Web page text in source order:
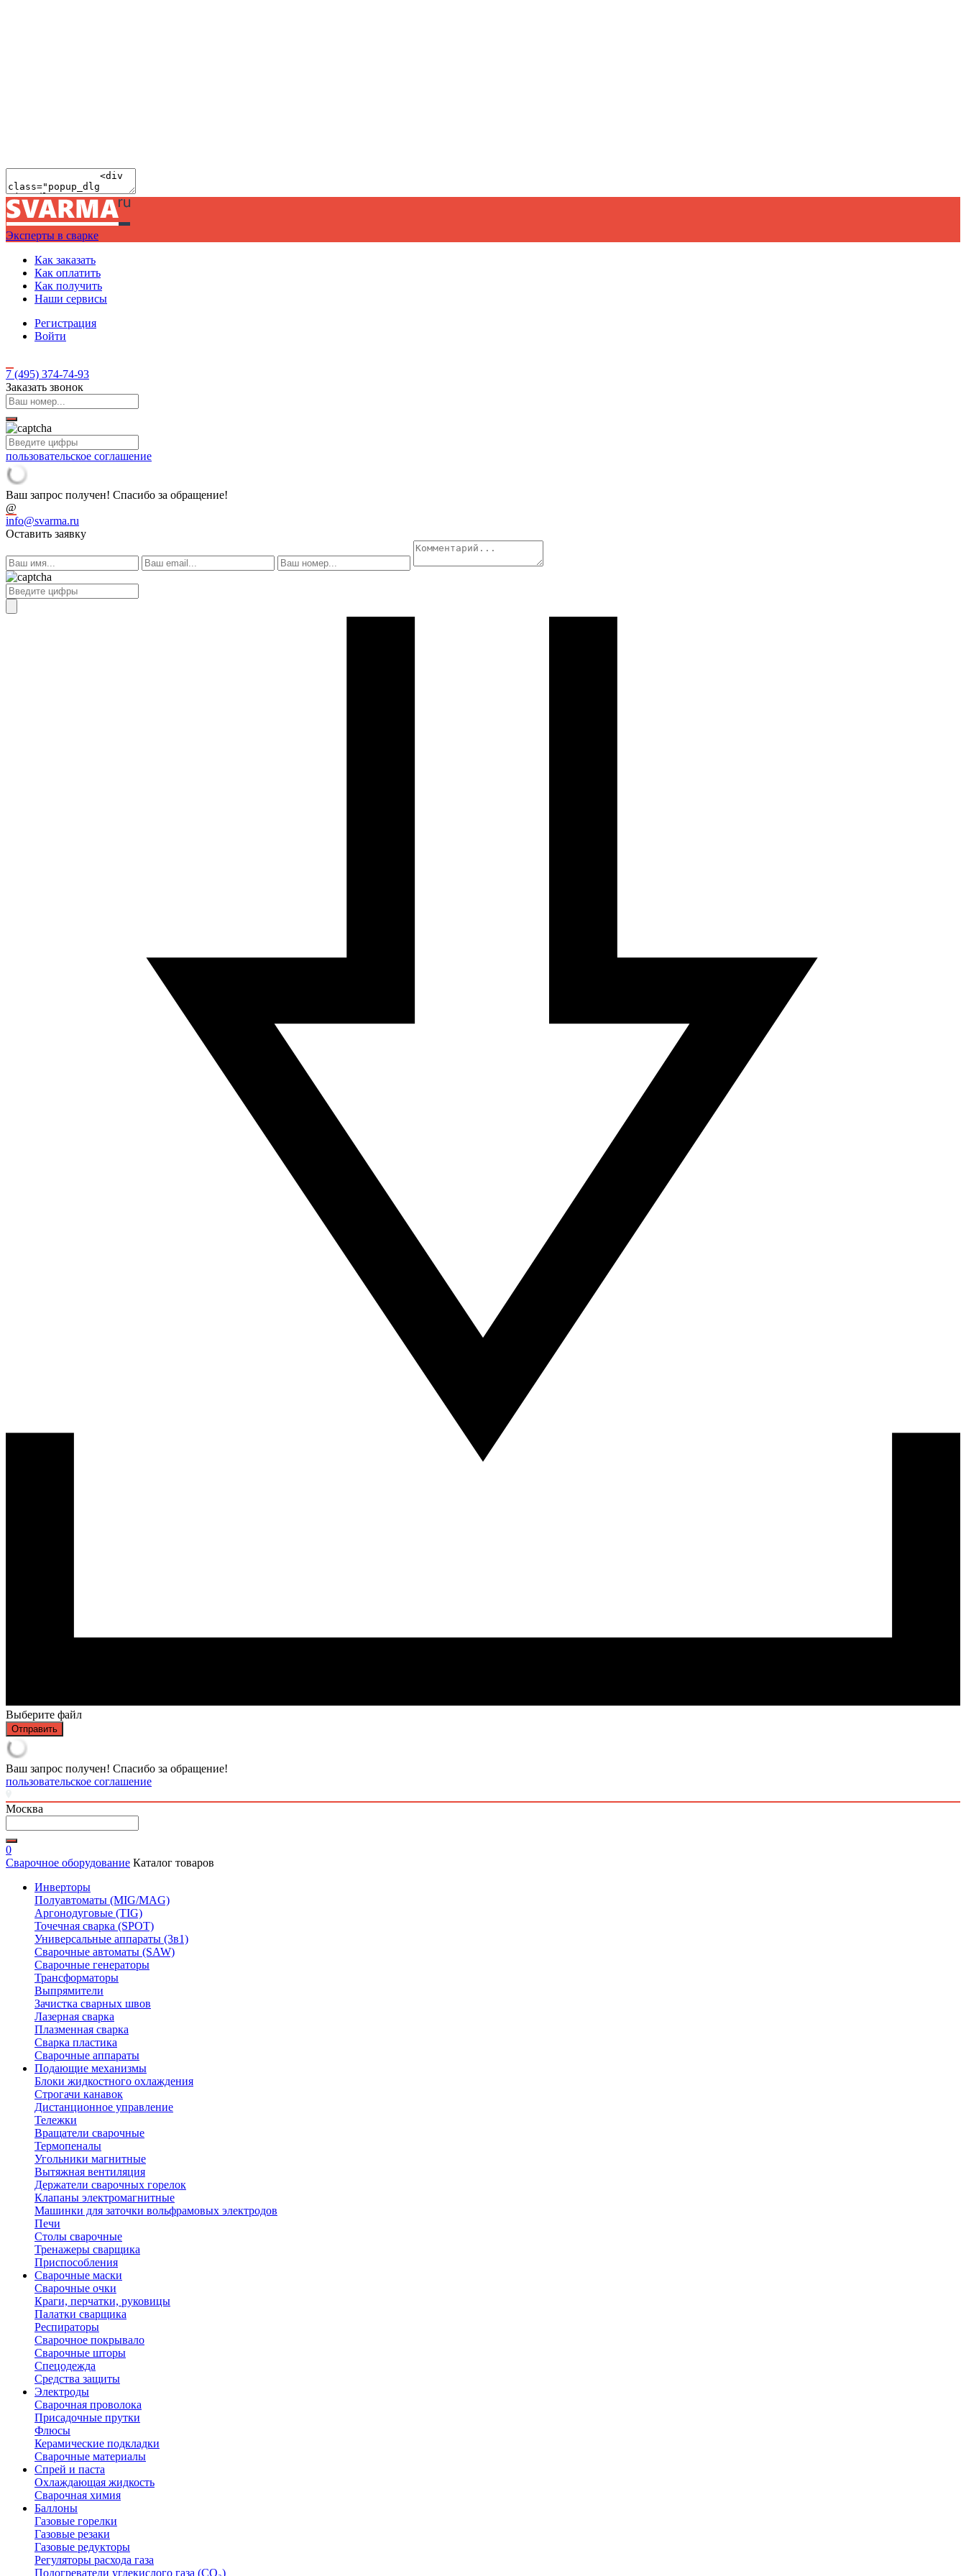
Эксперты в сварке
Как заказать
Как оплатить
Как получить
Наши сервисы
Регистрация
Войти
7 (495) 374-74-93
Заказать звонок
пользовательское соглашение
Ваш запрос получен! Спасибо за обращение!
@
info@svarma.ru
Оставить заявку
Выберите файл
Отправить
Ваш запрос получен! Спасибо за обращение!
пользовательское соглашение
Москва
0
Сварочное оборудование Каталог товаров
Инверторы
Полуавтоматы (MIG/MAG)
Аргонодуговые (TIG)
Точечная сварка (SPOT)
Универсальные аппараты (3в1)
Сварочные автоматы (SAW)
Сварочные генераторы
Трансформаторы
Выпрямители
Зачистка сварных швов
Лазерная сварка
Плазменная сварка
Сварка пластика
Сварочные аппараты
Подающие механизмы
Блоки жидкостного охлаждения
Строгачи канавок
Дистанционное управление
Тележки
Вращатели сварочные
Термопеналы
Угольники магнитные
Вытяжная вентиляция
Держатели сварочных горелок
Клапаны электромагнитные
Машинки для заточки вольфрамовых электродов
Печи
Столы сварочные
Тренажеры сварщика
Приспособления
Сварочные маски
Сварочные очки
Краги, перчатки, руковицы
Палатки сварщика
Респираторы
Сварочное покрывало
Сварочные шторы
Спецодежда
Средства защиты
Электроды
Сварочная проволока
Присадочные прутки
Флюсы
Керамические подкладки
Сварочные материалы
Спрей и паста
Охлаждающая жидкость
Сварочная химия
Баллоны
Газовые горелки
Газовые резаки
Газовые редукторы
Регуляторы расхода газа
Подогреватели углекислого газа (CO₂)